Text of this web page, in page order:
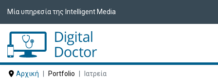
Μία υπηρεσία της Intelligent Media
Αρχική Portfolio Ιατρεία